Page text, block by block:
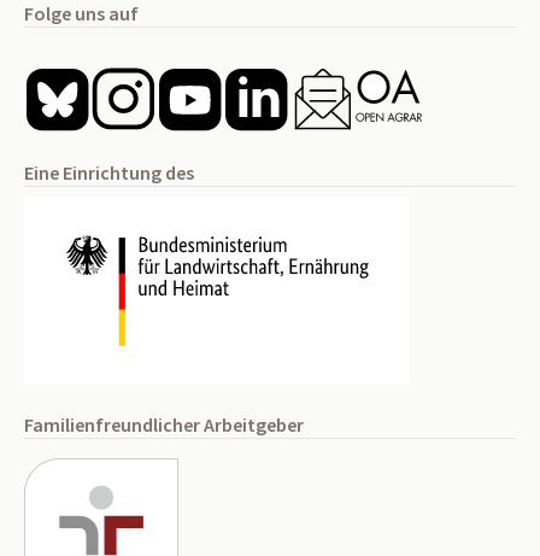
Folge uns auf
Eine Einrichtung des
Familienfreundlicher Arbeitgeber